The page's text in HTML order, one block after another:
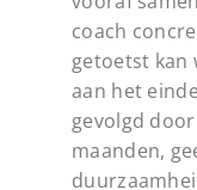
coach
getoetst kan
aan het
gevolgd
maanden,